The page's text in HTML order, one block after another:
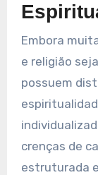
Embora
e religião
possuem
crenças de
estruturada